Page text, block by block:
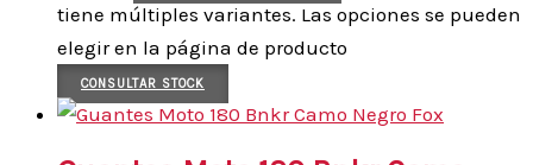
tiene múltiples variantes. Las opciones se pueden
elegir en la página de producto
CONSULTAR STOCK